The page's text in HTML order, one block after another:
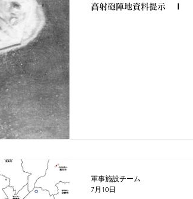
高射砲陣地資料提示 Ⅰ
軍事施設チーム
7月10日